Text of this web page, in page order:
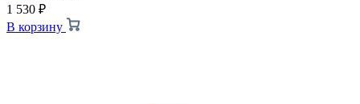
1 530 ₽
В корзину